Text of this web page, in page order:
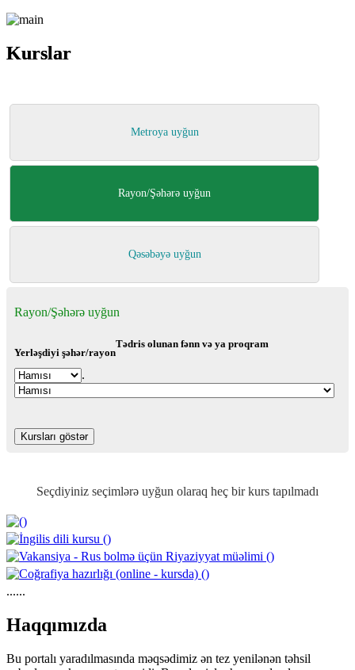
Kurslar
Kurslar
Metroya uyğun
Rayon/Şəhərə uyğun
Qəsəbəyə uyğun
Rayon/Şəhərə uyğun
Yerləşdiyi şəhər/rayon
.
Tədris olunan fənn və ya proqram
Seçdiyiniz seçimlərə uyğun olaraq heç bir kurs tapılmadı
......
Haqqımızda
Bu portalı yaradılmasında məqsədimiz ən tez yenilənən təhsil